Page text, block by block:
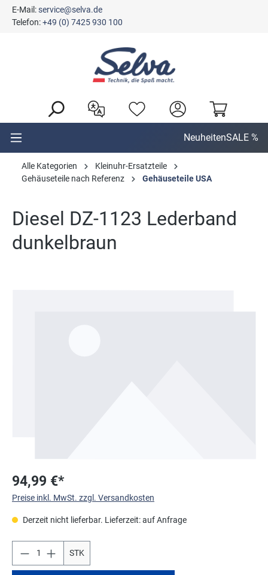
springen
E-Mail:service@selva.de
Telefon:+49 (0) 7425 930 100
NeuheitenSALE %
Alle Kategorien
Kleinuhr-Ersatzteile
Gehäuseteile nach Referenz
Gehäuseteile USA
Diesel DZ-1123 Lederband
dunkelbraun
94,99 €*
Preise inkl. MwSt. zzgl. Versandkosten
Derzeit nicht lieferbar. Lieferzeit: auf Anfrage
STK